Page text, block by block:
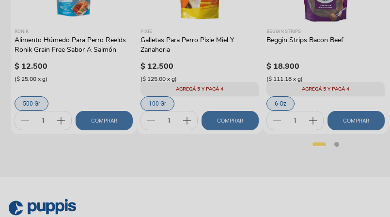
RONIK
Alimento Húmedo Para Perro Reelds
Ronik Grain Free Sabor A Salmón
$ 12.500
($ 25,00xg)
500 Gr
COMPRAR
PIXIE
Galletas Para Perro Pixie Miel Y
Zanahoria
$ 12.500
($ 125,00xg)
AGREGÁ 5 Y PAGÁ 4
100 Gr
COMPRAR
BEGGIN STRIPS
Beggin Strips Bacon Beef
$ 18.900
($ 111,18xg)
AGREGÁ 5 Y PAGÁ 4
6 Oz
COMPRAR